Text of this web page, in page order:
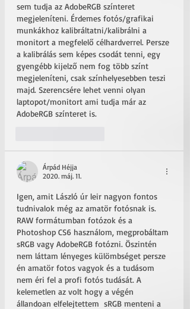
sem tudja az AdobeRGB színteret
megjeleníteni. Érdemes fotós/grafikai
munkákhoz kalibráltatni/kalibrálni a
monitort a megfelelő célhardverrel. Persze
a kalibrálás sem képes csodát tenni, egy
gyengébb kijelző nem fog több színt
megjeleníteni, csak színhelyesebben teszi
majd. Szerencsére lehet venni olyan
laptopot/monitort ami tudja már az
AdobeRGB színteret is.
Árpád Héjja
2020. máj. 11.
Igen, amit László úr leir nagyon fontos
tudnivalok még az amatör fotósnak is.
RAW formátumban fotózok és a
Photoshop CS6 használom, megprobáltam
sRGB vagy AdobeRGB fotózni. Öszintén
nem láttam lényeges külömbséget persze
én amatör fotos vagyok és a tudásom
nem éri fel a profi fotós tudását. A
kelemetlen az volt hogy a végén
állandoan elfelejtettem  sRGB menteni a